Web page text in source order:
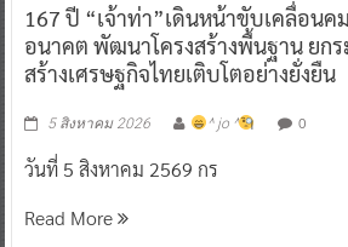
167 ปี “เจ้าท่า”เดินหน้าขับเคลื่อนค
อนาคต พัฒนาโครงสร้างพื้นฐาน ยก
สร้างเศรษฐกิจไทยเติบโตอย่างยั่งยืน
5 สิงหาคม 2026 ^ jo ^ 0
วันที่ 5 สิงหาคม 2569 กร
Read More